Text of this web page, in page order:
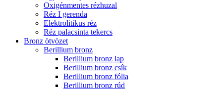
Oxigénmentes rézhuzal
Réz I gerenda
Elektrolitikus réz
Réz palacsinta tekercs
Bronz ötvözet
Berillium bronz
Berillium bronz lap
Berillium bronz csík
Berillium bronz fólia
Berillium bronz rúd